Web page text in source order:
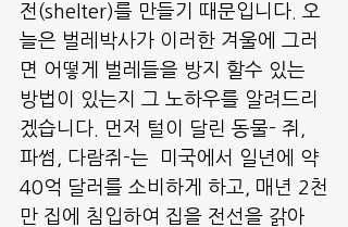
전(shelter)를 만들기 때문입니다. 오
늘은 벌레박사가 이러한 겨울에 그러
면 어떻게 벌레들을 방지 할수 있는
방법이 있는지 그 노하우를 알려드리
겠습니다. 먼저 털이 달린 동물- 쥐,
파썸, 다람쥐-는  미국에서 일년에 약
40억 달러를 소비하게 하고, 매년 2천
만 집에 침입하여 집을 전선을 갉아